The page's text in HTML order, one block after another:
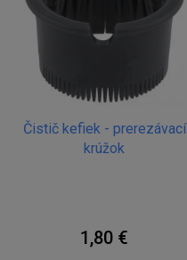
Čistič kefiek - prerezávací
krúžok
1,80 €